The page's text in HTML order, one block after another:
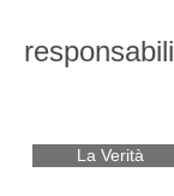
-
-
La Verità